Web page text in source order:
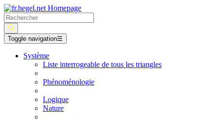
Toggle navigation☰
Système
Liste interrogeable de tous les triangles
Phénoménologie
Logique
Nature